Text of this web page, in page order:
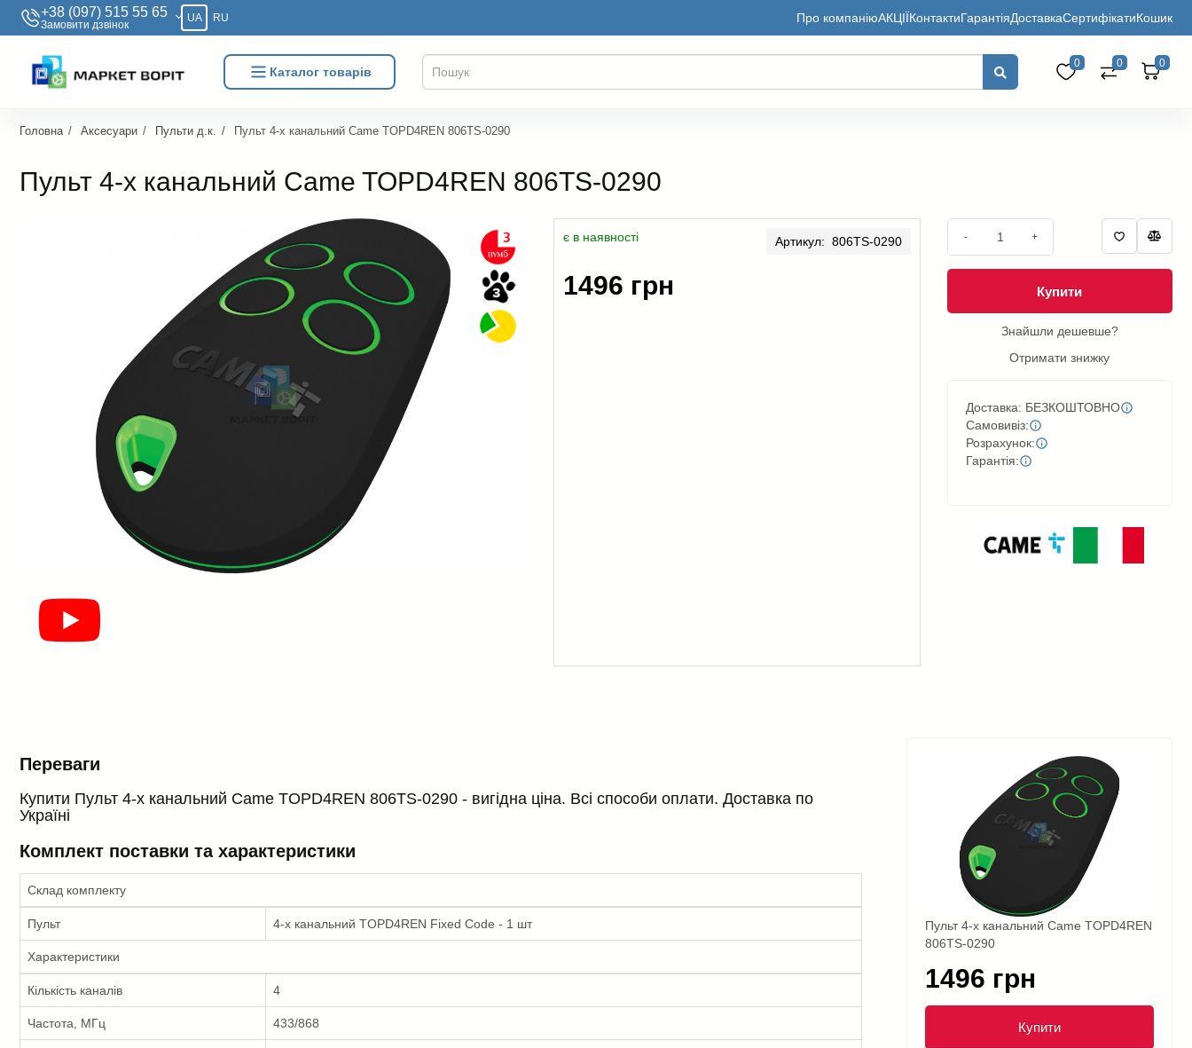
+38 (097) 515 55 65
Замовити дзвiнок
UA RU Про компаніюАКЦІЇКонтактиГарантіяДоставкаСертифікатиКошик
Каталог товарів
0 0 0
Головна Аксесуари Пульти д.к. Пульт 4-х канальний Came TOPD4REN 806TS-0290
Пульт 4-х канальний Came TOPD4REN 806TS-0290
є в наявності Артикул: 806TS-0290
1496 грн
- +
Купити
Знайшли дешевше?
Отримати знижку
Доставка: БЕЗКОШТОВНО
Самовивіз:
Розрахунок:
Гарантія:
Пульт 4-х канальний Came TOPD4REN
806TS-0290
1496 грн
Купити
Переваги
Купити Пульт 4-х канальний Came TOPD4REN 806TS-0290 - вигідна ціна. Всі способи оплати. Доставка по
Україні
Комплект поставки та характеристики
Склад комплекту
Пульт 4-х канальний TOPD4REN Fixed Code - 1 шт
Характеристики
Кількість каналів 4
Частота, МГц 433/868